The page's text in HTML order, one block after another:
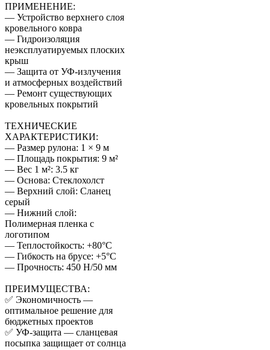
ПРИМЕНЕНИЕ:
— Устройство верхнего слоя
кровельного ковра
— Гидроизоляция
неэксплуатируемых плоских
крыш
— Защита от УФ-излучения
и атмосферных воздействий
— Ремонт существующих
кровельных покрытий
ТЕХНИЧЕСКИЕ
ХАРАКТЕРИСТИКИ:
— Размер рулона: 1 × 9 м
— Площадь покрытия: 9 м²
— Вес 1 м²: 3.5 кг
— Основа: Стеклохолст
— Верхний слой: Сланец
серый
— Нижний слой:
Полимерная пленка с
логотипом
— Теплостойкость: +80°C
— Гибкость на брусе: +5°C
— Прочность: 450 Н/50 мм
ПРЕИМУЩЕСТВА:
✅ Экономичность —
оптимальное решение для
бюджетных проектов
✅ УФ-защита — сланцевая
посыпка защищает от солнца